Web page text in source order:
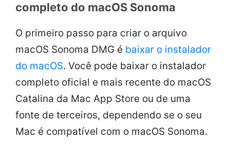
completo do macOS Sonoma
O primeiro passo para criar o arquivo
macOS Sonoma DMG é baixar o instalador
do macOS. Você pode baixar o instalador
completo oficial e mais recente do macOS
Catalina da Mac App Store ou de uma
fonte de terceiros, dependendo se o seu
Mac é compatível com o macOS Sonoma.